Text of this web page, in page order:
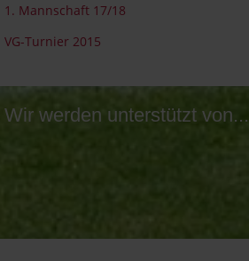
1. Mannschaft 17/18
VG-Turnier 2015
Wir werden unterstützt von...